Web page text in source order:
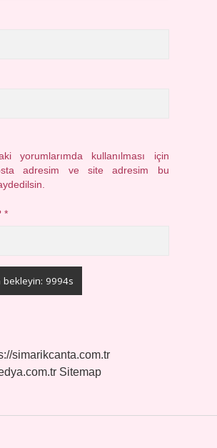
yorumlarımda kullanılması için
adresim ve site adresim bu
*
simarikcanta.com.tr
Sitemap